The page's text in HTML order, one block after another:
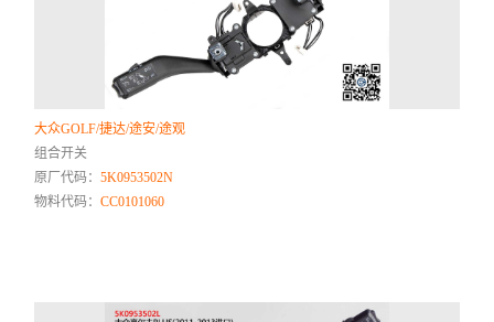
大众GOLF/捷达/途安/途观
组合开关
原厂代码：5K0953502N
物料代码：CC0101060